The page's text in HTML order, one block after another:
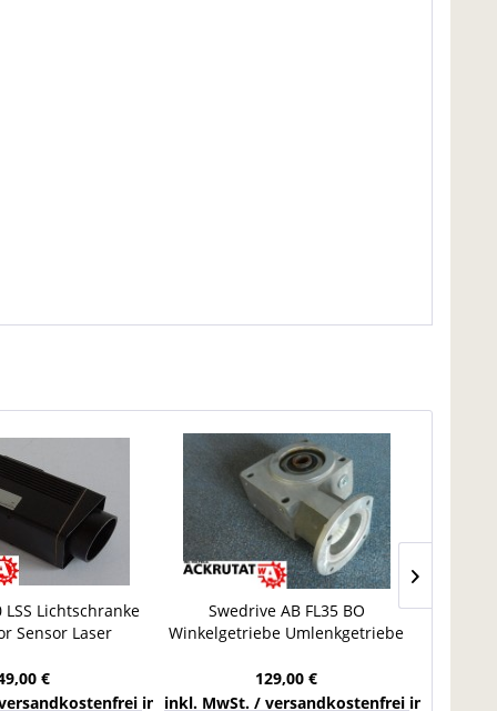
LSS Lichtschranke
Sensor Laser
€
innerhalb Deutschlands
Swedrive AB FL35 BO
Winkelgetriebe Umlenkgetriebe
129,00 €
inkl. MwSt. / versandkostenfrei innerhalb